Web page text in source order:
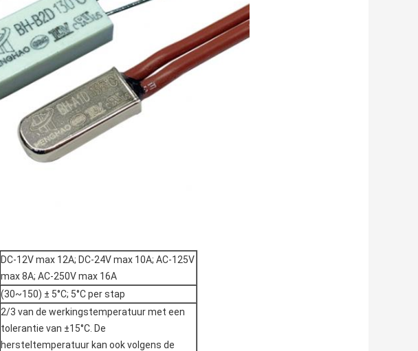
DC-12V max 12A; DC-24V max 10A; AC-125V
max 8A; AC-250V max 16A
(30~150) ± 5°C; 5°C per stap
2/3 van de werkingstemperatuur met een
tolerantie van ±15°C. De
hersteltemperatuur kan ook volgens de